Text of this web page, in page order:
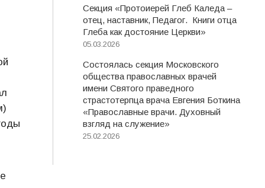
Секция «Протоиерей Глеб Каледа –
отец, наставник, Педагог. Книги отца
Глеба как достояние Церкви»
05.03.2026
Состоялась секция Московского
общества православных врачей
имени Святого праведного
страстотерпца врача Евгения Боткина
«Православные врачи. Духовный
взгляд на служение»
25.02.2026